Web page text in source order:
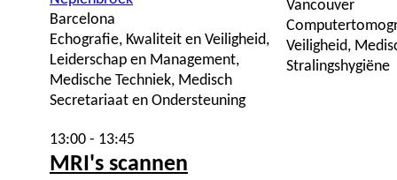
Barcelona
Echografie, Kwaliteit en Veiligheid,
Leiderschap en Management,
Medische Techniek, Medisch
Secretariaat en Ondersteuning
Vancouver
Veiligheid,
Stralingshygiëne
13:00 - 13:45
MRI's scannen